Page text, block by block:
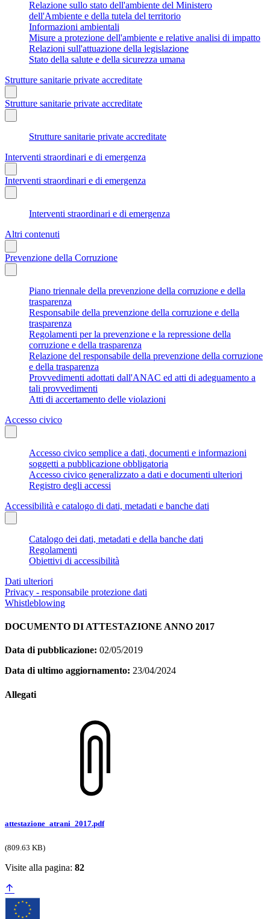
Relazione sullo stato dell'ambiente del Ministero
dell'Ambiente e della tutela del territorio
Informazioni ambientali
Misure a protezione dell'ambiente e relative analisi di impatto
Relazioni sull'attuazione della legislazione
Stato della salute e della sicurezza umana
Strutture sanitarie private accreditate
Strutture sanitarie private accreditate
Strutture sanitarie private accreditate
Interventi straordinari e di emergenza
Interventi straordinari e di emergenza
Interventi straordinari e di emergenza
Altri contenuti
Prevenzione della Corruzione
Piano triennale della prevenzione della corruzione e della
trasparenza
Responsabile della prevenzione della corruzione e della
trasparenza
Regolamenti per la prevenzione e la repressione della
corruzione e della trasparenza
Relazione del responsabile della prevenzione della corruzione
e della trasparenza
Provvedimenti adottati dall'ANAC ed atti di adeguamento a
tali provvedimenti
Atti di accertamento delle violazioni
Accesso civico
Accesso civico semplice a dati, documenti e informazioni
soggetti a pubblicazione obbligatoria
Accesso civico generalizzato a dati e documenti ulteriori
Registro degli accessi
Accessibilità e catalogo di dati, metadati e banche dati
Catalogo dei dati, metadati e della banche dati
Regolamenti
Obiettivi di accessibilità
Dati ulteriori
Privacy - responsabile protezione dati
Whistleblowing
DOCUMENTO DI ATTESTAZIONE ANNO 2017
Data di pubblicazione: 02/05/2019
Data di ultimo aggiornamento: 23/04/2024
Allegati
attestazione_atrani_2017.pdf
(809.63 KB)
Visite alla pagina: 82